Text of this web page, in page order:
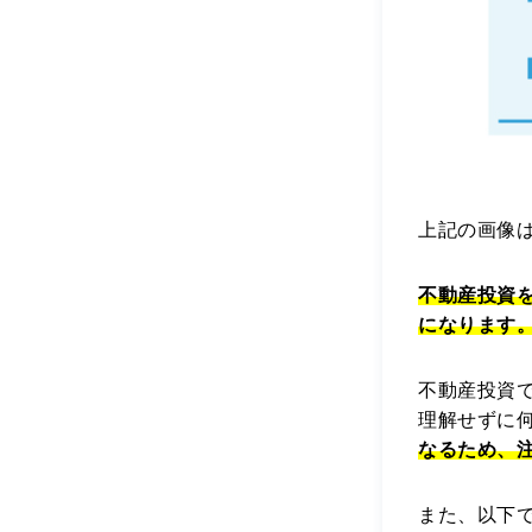
上記の画像
不動産投資
になります
不動産投資
理解せずに
なるため、
また、以下